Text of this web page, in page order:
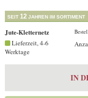
SEIT 12 JAHREN IM SORTIMENT
Jute-Kletternetz
Lieferzeit, 4-6
Werktage
IN